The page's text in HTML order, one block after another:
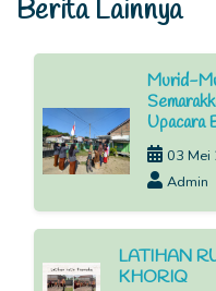
Berita Lainnya
Murid-
Upacara
03 Mei
Admin
LATIHAN
KHORIQ